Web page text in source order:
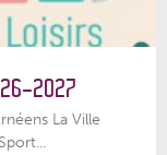
2027
La Ville